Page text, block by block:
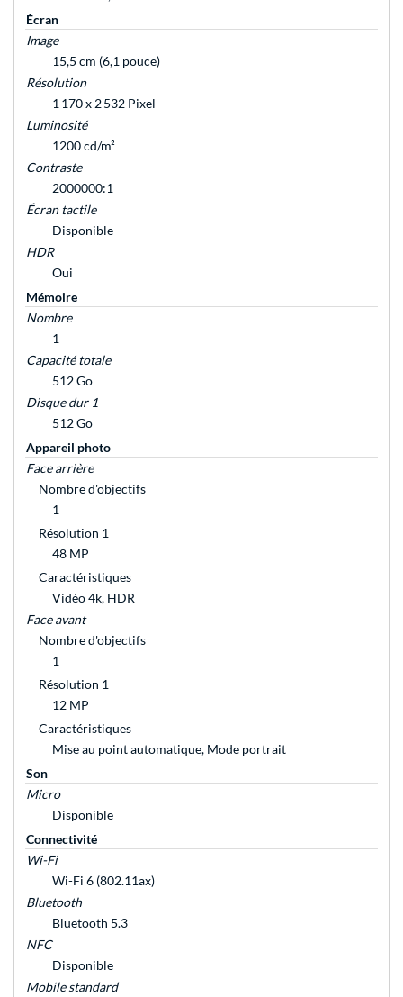
Écran
Image
15,5 cm (6,1 pouce)
Résolution
1 170 x 2 532 Pixel
Luminosité
1200 cd/m²
Contraste
2000000:1
Écran tactile
Disponible
HDR
Oui
Mémoire
Nombre
1
Capacité totale
512 Go
Disque dur 1
512 Go
Appareil photo
Face arrière
Nombre d'objectifs
1
Résolution 1
48 MP
Caractéristiques
Vidéo 4k, HDR
Face avant
Nombre d'objectifs
1
Résolution 1
12 MP
Caractéristiques
Mise au point automatique, Mode portrait
Son
Micro
Disponible
Connectivité
Wi-Fi
Wi-Fi 6 (802.11ax)
Bluetooth
Bluetooth 5.3
NFC
Disponible
Mobile standard